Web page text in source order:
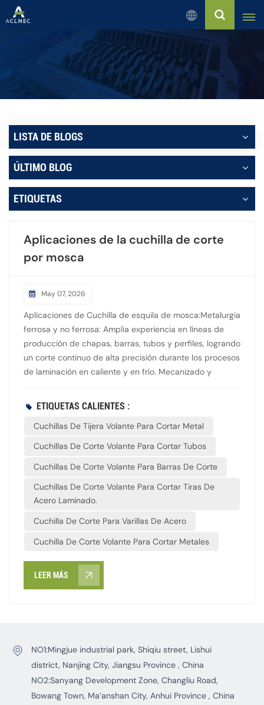
Español
English
Русский
Español
بالعربية
Français
Português
LISTA DE BLOGS
ÚLTIMO BLOG
ETIQUETAS
Aplicaciones de la cuchilla de corte
por mosca
May 07, 2026
Aplicaciones de Cuchilla de esquila de mosca:Metalurgia
ferrosa y no ferrosa: Amplia experiencia en líneas de
producción de chapas, barras, tubos y perfiles, logrando
un corte continuo de alta precisión durante los procesos
de laminación en caliente y en frío. Mecanizado y
de producción de soldadura de tuberías, doblado en
se corten con precisión en el momento de la
salida. Acabado de láminas y flejes: Proporciona un
el desenrollado y el nivelado, así como en diversas líneas
de procesamiento de flejes. Industria ligera y materiales
flexibles: Impulso intersectorial para los sectores del
soluciones de corte continuo de alta velocidad para
bobinas, tejidos no tejidos y materiales de embalaje
ETIQUETAS CALIENTES :
Cuchillas De Tijera Volante Para Cortar Metal
Cuchillas De Corte Volante Para Cortar Tubos
Cuchillas De Corte Volante Para Barras De Corte
Cuchillas De Corte Volante Para Cortar Tiras De
Acero Laminado.
Cuchilla De Corte Para Varillas De Acero
Cuchilla De Corte Volante Para Cortar Metales
LEER MÁS
NO1:Mingjue industrial park, Shiqiu street, Lishui
district, Nanjing City, Jiangsu Province , China
NO2:Sanyang Development Zone, Changliu Road,
Bowang Town, Ma’anshan City, Anhui Province , China